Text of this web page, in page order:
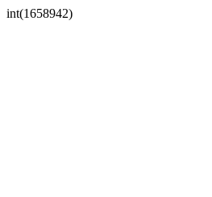
int(1658942)